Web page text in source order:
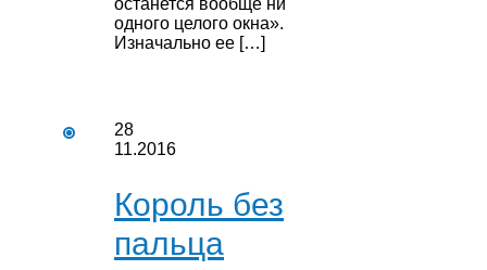
останется вообще ни
одного целого окна».
Изначально ее […]
28
11.2016
Король без
пальца